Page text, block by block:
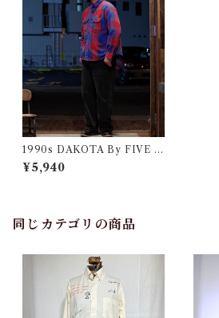
1990s DAKOTA By FIVE B
ROTHER Flannel Shirt / シ
ャドーチェック ヘビーネル
¥5,940
同じカテゴリの商品